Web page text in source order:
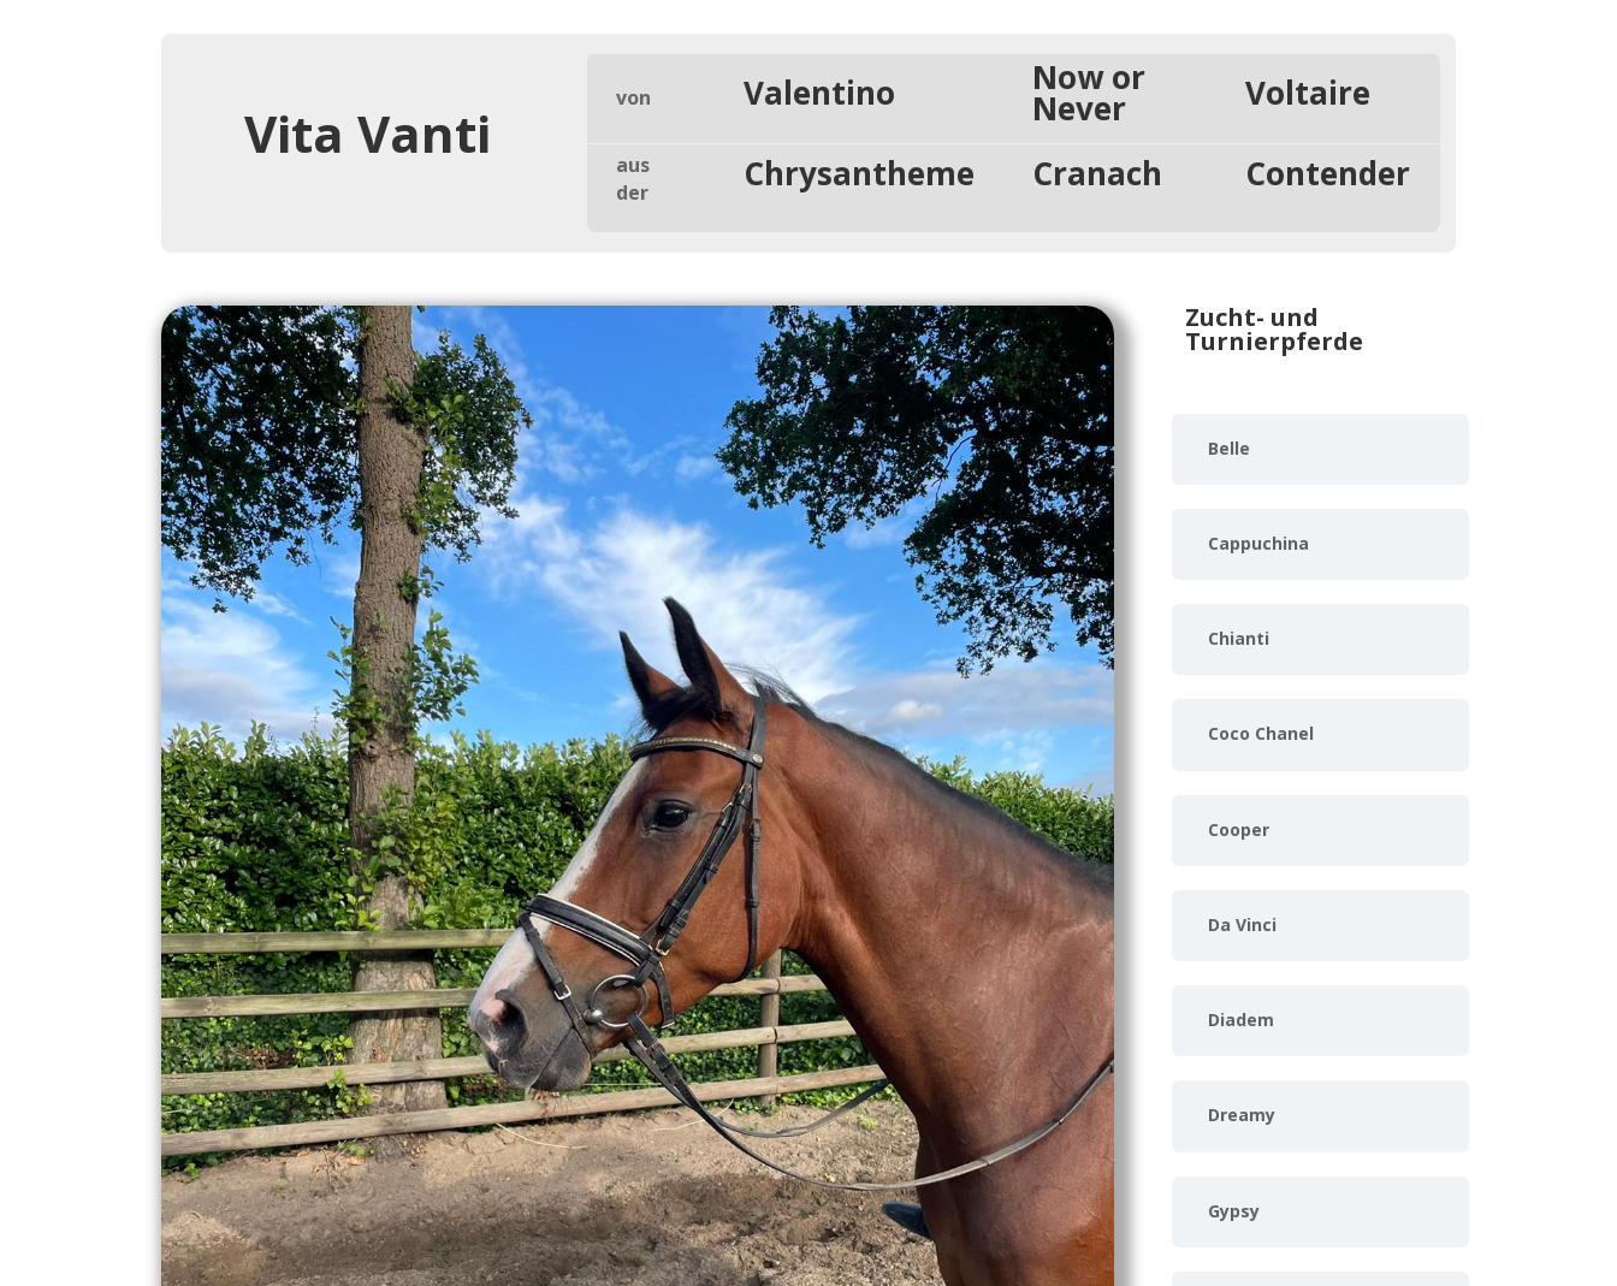
Vita Vanti
von Valentino Now or
Never Voltaire
aus
der
Chrysantheme Cranach Contender
Zucht- und
Turnierpferde
Belle
Cappuchina
Chianti
Coco Chanel
Cooper
Da Vinci
Diadem
Dreamy
Gypsy